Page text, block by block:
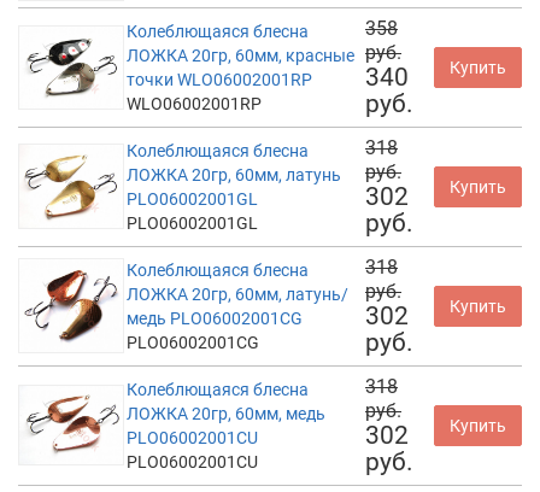
Колеблющаяся блесна
ЛОЖКА 20гр, 60мм, красные
точки WLO06002001RP
WLO06002001RP
358
руб.
340
руб.
Купить
Колеблющаяся блесна
ЛОЖКА 20гр, 60мм, латунь
PLO06002001GL
PLO06002001GL
318
руб.
302
руб.
Купить
Колеблющаяся блесна
ЛОЖКА 20гр, 60мм, латунь/
медь PLO06002001CG
PLO06002001CG
318
руб.
302
руб.
Купить
Колеблющаяся блесна
ЛОЖКА 20гр, 60мм, медь
PLO06002001CU
PLO06002001CU
318
руб.
302
руб.
Купить